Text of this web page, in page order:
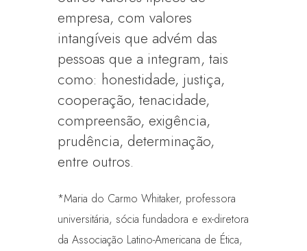
empresa, com valores
intangíveis que advém das
pessoas que a integram, tais
como: honestidade, justiça,
cooperação, tenacidade,
compreensão, exigência,
prudência, determinação,
entre outros.
*Maria do Carmo Whitaker, professora
universitária, sócia fundadora e ex-diretora
da Associação Latino-Americana de Ética,